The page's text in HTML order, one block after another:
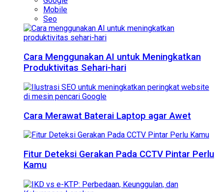
Mobile
Seo
Cara Menggunakan AI untuk Meningkatkan
Produktivitas Sehari-hari
Cara Merawat Baterai Laptop agar Awet
Fitur Deteksi Gerakan Pada CCTV Pintar Perlu
Kamu